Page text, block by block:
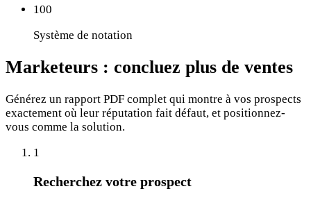
100
Système de notation
Marketeurs : concluez plus de ventes
Générez un rapport PDF complet qui montre à vos prospects
exactement où leur réputation fait défaut, et positionnez-
vous comme la solution.
1
Recherchez votre prospect